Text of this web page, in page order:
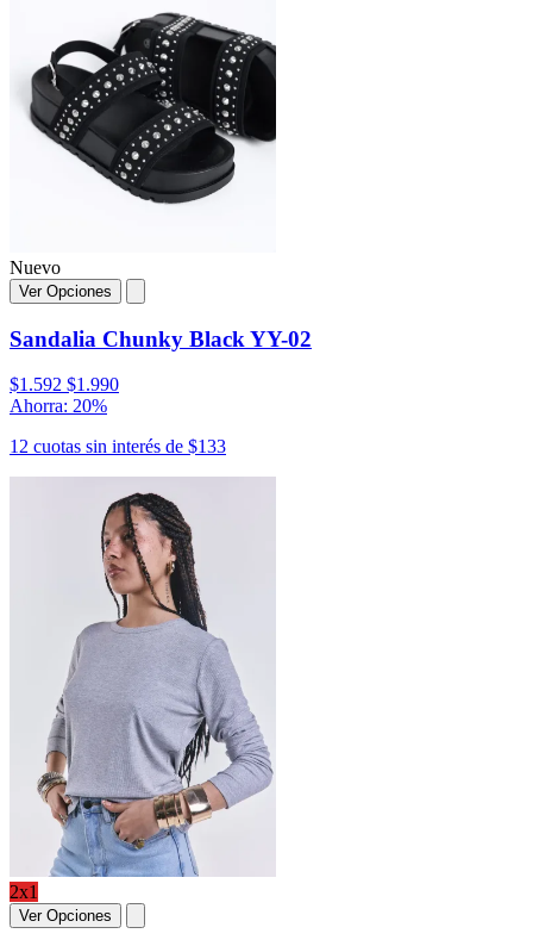
Nuevo
Ver Opciones
Sandalia Chunky Black YY-02
$1.592 $1.990
Ahorra: 20%
12 cuotas sin interés de $133
2x1
Ver Opciones